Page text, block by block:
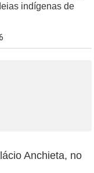
indígenas de